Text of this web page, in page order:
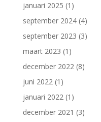
januari 2025 (1)
september 2024(4)
september 2023 (3)
maart 2023 (1)
december 2022(8)
juni 2022(1)
januari 2022(1)
december 2021 (3)